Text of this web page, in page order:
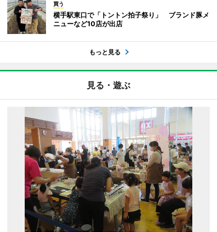
買う
横手駅東口で「トントン拍子祭り」 ブランド豚メ
ニューなど10店が出店
もっと見る
見る・遊ぶ